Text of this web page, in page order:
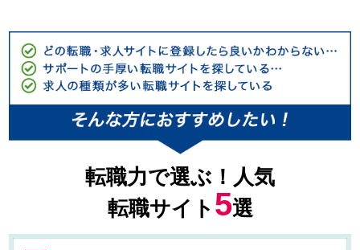
転職力で選ぶ！人気
転職サイト 5選